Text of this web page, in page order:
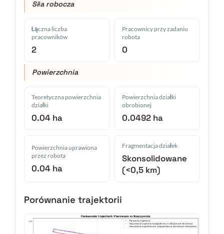
Siła robocza
Łączna liczba
pracowników
2
Pracownicy przy zadaniu
robota
0
Powierzchnia
Teoretyczna powierzchnia
działki
0.04 ha
Powierzchnia działki
obrobionej
0.0492 ha
Powierzchnia uprawiona
przez robota
0.04 ha
Fragmentacja działek
Skonsolidowane
(<0,5 km)
Porównanie trajektorii